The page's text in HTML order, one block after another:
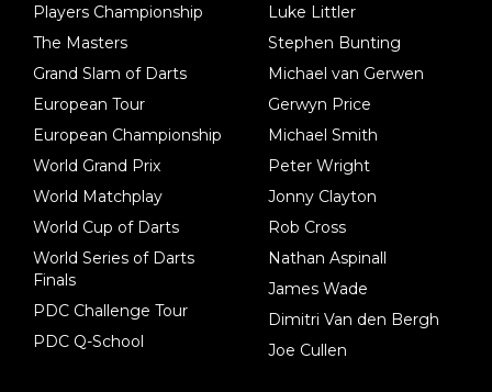
Players Championship
The Masters
Grand Slam of Darts
European Tour
European Championship
World Grand Prix
World Matchplay
World Cup of Darts
World Series of Darts
Finals
PDC Challenge Tour
PDC Q-School
Luke Littler
Stephen Bunting
Michael van Gerwen
Gerwyn Price
Michael Smith
Peter Wright
Jonny Clayton
Rob Cross
Nathan Aspinall
James Wade
Dimitri Van den Bergh
Joe Cullen